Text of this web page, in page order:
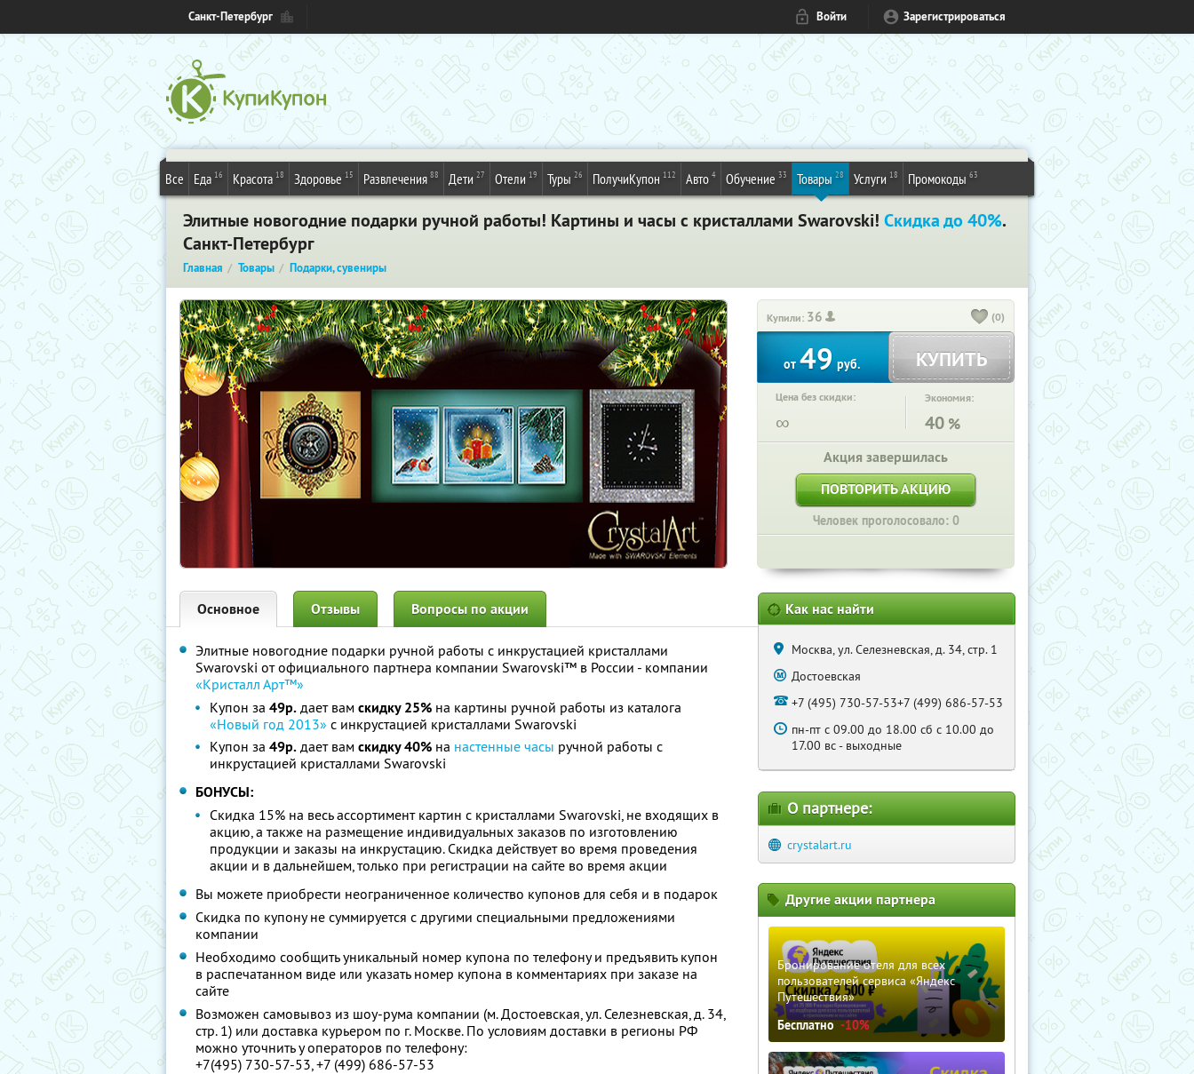
Санкт-Петербург Войти Зарегистрироваться
Все Еда 16 Красота 18 Здоровье 15 Развлечения 88 Дети 27 Отели 19 Туры 26 ПолучиКупон 112 Авто 4 Обучение 33 Товары 28 Услуги 18 Промокоды 63
Элитные новогодние подарки ручной работы! Картины и часы с кристаллами Swarovski! Скидка до 40%.
Санкт-Петербург
Главная Товары Подарки, сувениры
Купили: 36 (0)
от 49руб. КУПИТЬ
Цена без скидки:
∞
Экономия:
40 %
Акция завершилась
ПОВТОРИТЬ АКЦИЮ
Человек проголосовало: 0
Основное Отзывы Вопросы по акции
Элитные новогодние подарки ручной работы с инкрустацией кристаллами
Swarovski от официального партнера компании Swarovski™ в России - компании
«Кристалл Арт™»
Купон за 49р. дает вам скидку 25% на картины ручной работы из каталога
«Новый год 2013» с инкрустацией кристаллами Swarovski
Купон за 49р. дает вам скидку 40% на настенные часы ручной работы с
инкрустацией кристаллами Swarovski
БОНУСЫ:
Скидка 15% на весь ассортимент картин с кристаллами Swarovski, не входящих в
акцию, а также на размещение индивидуальных заказов по изготовлению
продукции и заказы на инкрустацию. Скидка действует во время проведения
акции и в дальнейшем, только при регистрации на сайте во время акции
Вы можете приобрести неограниченное количество купонов для себя и в подарок
Скидка по купону не суммируется с другими специальными предложениями
компании
Необходимо сообщить уникальный номер купона по телефону и предъявить купон
в распечатанном виде или указать номер купона в комментариях при заказе на
сайте
Возможен самовывоз из шоу-рума компании (м. Достоевская, ул. Селезневская, д. 34,
стр. 1) или доставка курьером по г. Москве. По условиям доставки в регионы РФ
можно уточнить у операторов по телефону:
+7(495) 730-57-53, +7 (499) 686-57-53
Как нас найти
Москва, ул. Селезневская, д. 34, стр. 1
Достоевская
+7 (495) 730-57-53+7 (499) 686-57-53
пн-пт с 09.00 до 18.00 сб с 10.00 до
17.00 вс - выходные
О партнере:
crystalart.ru
Другие акции партнера
Бронирование отеля для всех
пользователей сервиса «Яндекс
Путешествия»
Бесплатно -10%